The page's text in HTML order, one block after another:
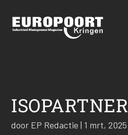
ISOPARTNER
door EP Redactie | 1 mrt, 2025